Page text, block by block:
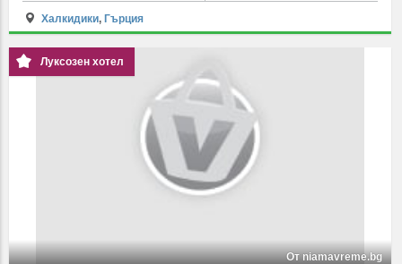
Халкидики, Гърция
Луксозен хотел
От niamavreme.bg